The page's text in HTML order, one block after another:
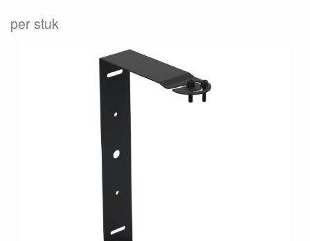
per stuk